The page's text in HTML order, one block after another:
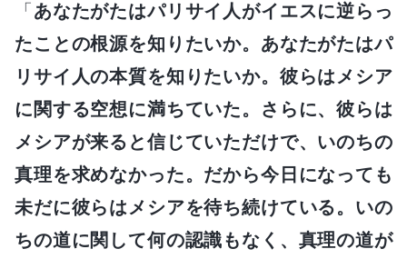
「あなたがたはパリサイ人がイエスに逆らっ
たことの根源を知りたいか。あなたがたはパ
リサイ人の本質を知りたいか。彼らはメシア
に関する空想に満ちていた。さらに、彼らは
メシアが来ると信じていただけで、いのちの
真理を求めなかった。だから今日になっても
未だに彼らはメシアを待ち続けている。いの
ちの道に関して何の認識もなく、真理の道が